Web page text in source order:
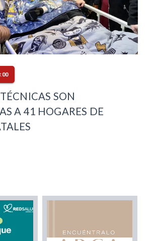
SON
A 41 HOGARES DE